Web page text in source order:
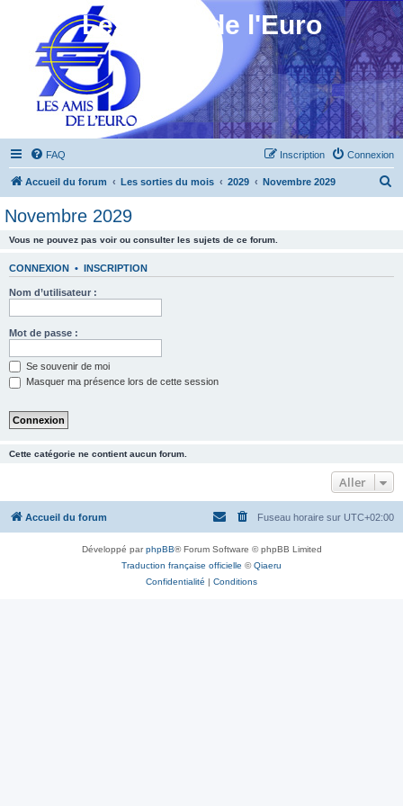
Les Amis de l'Euro
FAQ Connexion
Inscription
Accueil du forum Les sorties du mois 2029 Novembre 2029
Novembre 2029
Vous ne pouvez pas voir ou consulter les sujets de ce forum.
CONNEXION • INSCRIPTION
Nom d’utilisateur :
Mot de passe :
Se souvenir de moi
Masquer ma présence lors de cette session
Cette catégorie ne contient aucun forum.
Aller
Accueil du forum Fuseau horaire sur UTC+02:00
Développé parphpBB® Forum Software © phpBB Limited
Traduction française officielle ©Qiaeru
Confidentialité | Conditions